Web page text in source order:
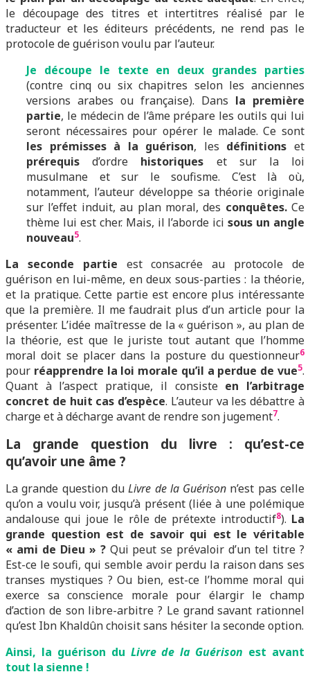
le découpage des titres et intertitres réalisé par le
traducteur et les éditeurs précédents, ne rend pas le
protocole de guérison voulu par l’auteur.
Je découpe le texte en deux grandes parties
(contre cinq ou six chapitres selon les anciennes
versions arabes ou française). Dans la première
partie, le médecin de l’âme prépare les outils qui lui
seront nécessaires pour opérer le malade. Ce sont
les prémisses à la guérison, les définitions et
prérequis d’ordre historiques et sur la loi
musulmane et sur le soufisme. C’est là où,
notamment, l’auteur développe sa théorie originale
sur l’effet induit, au plan moral, des conquêtes.Ce
thème lui est cher. Mais, il l’aborde icisous un angle
nouveau5.
La seconde partie est consacrée au protocole de
guérison en lui-même, en deux sous-parties : la théorie,
et la pratique. Cette partie est encore plus intéressante
que la première. Il me faudrait plus d’un article pour la
présenter. L’idée maîtresse de la « guérison », au plan de
la théorie, est que le juriste tout autant que l’homme
moral doit se placer dans la posture du questionneur6
pour réapprendre la loi morale qu’il a perdue de vue5.
Quant à l’aspect pratique, il consiste en l’arbitrage
concret de huit cas d’espèce. L’auteur va les débattre à
charge et à décharge avant de rendre son jugement7.
La grande question du livre : qu’est-ce
qu’avoir une âme ?
La grande question duLivre de la Guérison n’est pas celle
qu’on a voulu voir, jusqu’à présent (liée à une polémique
andalouse qui joue le rôle de prétexte introductif8). La
grande question est de savoir qui est le véritable
« ami de Dieu » ?Qui peut se prévaloir d’un tel titre ?
Est-ce le soufi, qui semble avoir perdu la raison dans ses
transes mystiques ? Ou bien, est-ce l’homme moral qui
exerce sa conscience morale pour élargir le champ
d’action de son libre-arbitre ? Le grand savant rationnel
qu’est Ibn Khaldûn choisit sans hésiter la seconde option.
Ainsi, la guérison du Livre de la Guérison est avant
tout la sienne !